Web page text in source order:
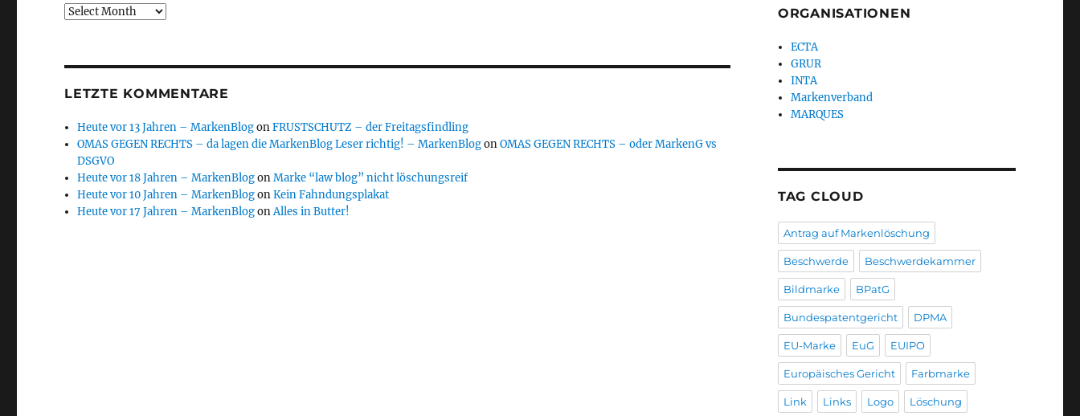
Archive
LETZTE KOMMENTARE
Heute vor 13 Jahren – MarkenBlogonFRUSTSCHUTZ – der Freitagsfindling
OMAS GEGEN RECHTS – da lagen die MarkenBlog Leser richtig! – MarkenBlogonOMAS GEGEN RECHTS – oder MarkenG vs
DSGVO
Heute vor 18 Jahren – MarkenBlogonMarke “law blog” nicht löschungsreif
Heute vor 10 Jahren – MarkenBlogonKein Fahndungsplakat
Heute vor 17 Jahren – MarkenBlogonAlles in Butter!
ORGANISATIONEN
ECTA
GRUR
INTA
Markenverband
MARQUES
TAG CLOUD
Antrag auf Markenlöschung
Beschwerde Beschwerdekammer
Bildmarke BPatG
Bundespatentgericht DPMA
EU-Marke EuG EUIPO
Europäisches Gericht Farbmarke
Link Links Logo Löschung